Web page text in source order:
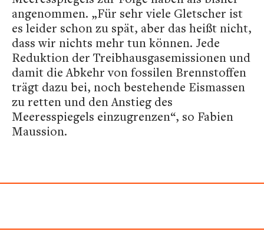
angenommen. „Für sehr viele Gletscher ist
es leider schon zu spät, aber das heißt nicht,
dass wir nichts mehr tun können. Jede
Reduktion der Treibhausgasemissionen und
damit die Abkehr von fossilen Brennstoffen
trägt dazu bei, noch bestehende Eismassen
zu retten und den Anstieg des
Meeresspiegels einzugrenzen“, so Fabien
Maussion.